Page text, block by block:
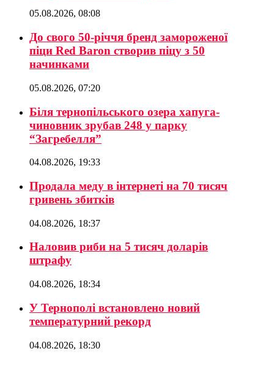
05.08.2026, 08:08
До свого 50-річчя бренд замороженої
піци Red Baron створив піцу з 50
начинками
05.08.2026, 07:20
Біля тернопільського озера хапуга-
чиновник зрубав 248 у парку
“Загребелля”
04.08.2026, 19:33
Продала меду в інтернеті на 70 тисяч
гривень збитків
04.08.2026, 18:37
Наловив риби на 5 тисяч доларів
штрафу
04.08.2026, 18:34
У Тернополі встановлено новий
температурний рекорд
04.08.2026, 18:30